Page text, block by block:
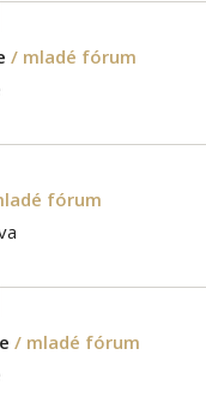
/ mladé fórum
fórum
/ mladé fórum